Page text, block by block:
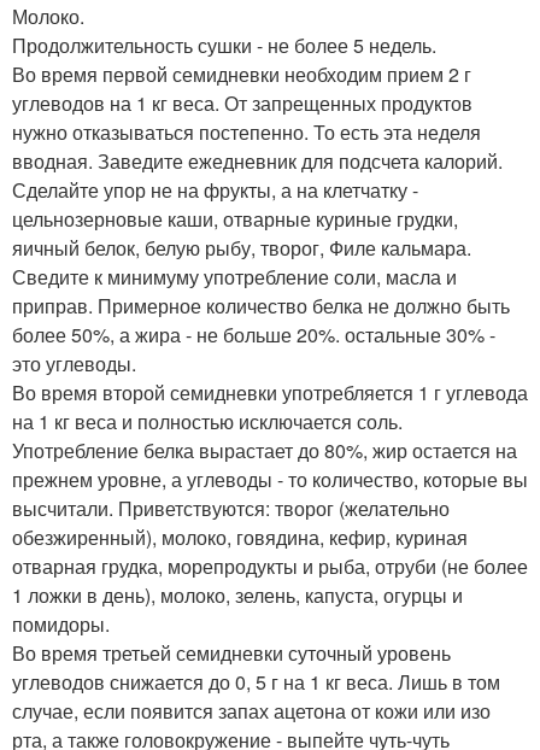
Молоко.
Продолжительность сушки - не более 5 недель.
Во время первой семидневки необходим прием 2 г
углеводов на 1 кг веса. От запрещенных продуктов
нужно отказываться постепенно. То есть эта неделя
вводная. Заведите ежедневник для подсчета калорий.
Сделайте упор не на фрукты, а на клетчатку -
цельнозерновые каши, отварные куриные грудки,
яичный белок, белую рыбу, творог, Филе кальмара.
Сведите к минимуму употребление соли, масла и
приправ. Примерное количество белка не должно быть
более 50%, а жира - не больше 20%. остальные 30% -
это углеводы.
Во время второй семидневки употребляется 1 г углевода
на 1 кг веса и полностью исключается соль.
Употребление белка вырастает до 80%, жир остается на
прежнем уровне, а углеводы - то количество, которые вы
высчитали. Приветствуются: творог (желательно
обезжиренный), молоко, говядина, кефир, куриная
отварная грудка, морепродукты и рыба, отруби (не более
1 ложки в день), молоко, зелень, капуста, огурцы и
помидоры.
Во время третьей семидневки суточный уровень
углеводов снижается до 0, 5 г на 1 кг веса. Лишь в том
случае, если появится запах ацетона от кожи или изо
рта, а также головокружение - выпейте чуть-чуть